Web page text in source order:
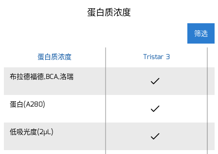
蛋白质浓度
筛选
蛋白质浓度
布拉德福德,BCA,洛瑞
蛋白(A280)
低吸光度(2µL)
蛋白质浓度
Tristar 3
布拉德福德,BCA,洛瑞
蛋白(A280)
低吸光度(2µL)